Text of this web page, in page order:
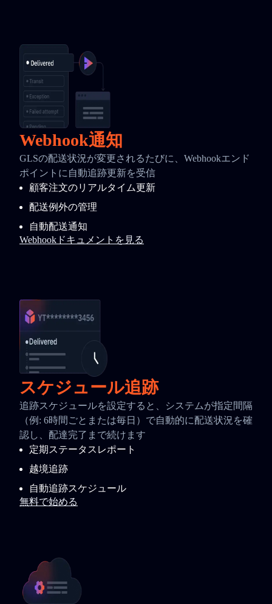
Webhook通知
GLSの配送状況が変更されるたびに、Webhookエンド
ポイントに自動追跡更新を受信
顧客注文のリアルタイム更新
配送例外の管理
自動配送通知
Webhookドキュメントを見る
スケジュール追跡
追跡スケジュールを設定すると、システムが指定間隔
（例: 6時間ごとまたは毎日）で自動的に配送状況を確
認し、配達完了まで続けます
定期ステータスレポート
越境追跡
自動追跡スケジュール
無料で始める